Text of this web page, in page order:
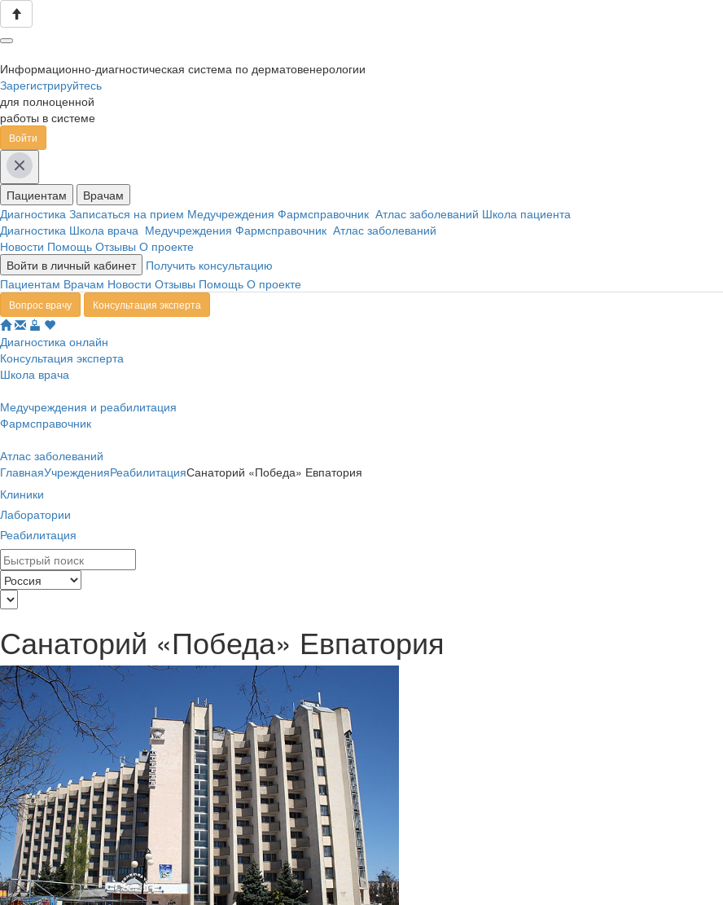
Информационно-диагностическая система по дерматовенерологии
Зарегистрируйтесь
для полноценной
работы в системе
Войти
Пациентам
Врачам
Диагностика Записаться на прием Медучреждения Фармсправочник Атлас заболеваний Школа пациента
Диагностика Школа врача Медучреждения Фармсправочник Атлас заболеваний
Новости Помощь Отзывы О проекте
Войти в личный кабинет
Получить консультацию
Пациентам Врачам Новости Отзывы Помощь О проекте
Вопрос врачу Консультация эксперта
Диагностика онлайн
Консультация эксперта
Школа врача
Медучреждения и реабилитация
Фармсправочник
Атлас заболеваний
ГлавнаяУчрежденияРеабилитацияСанаторий «Победа» Евпатория
Клиники
Лаборатории
Реабилитация
Санаторий «Победа» Евпатория